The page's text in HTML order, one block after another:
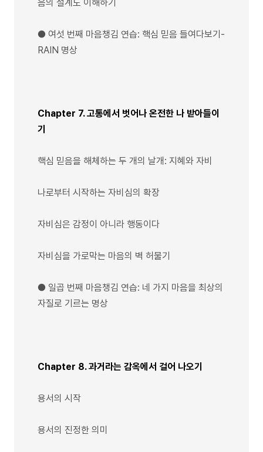
음의 설계도 이해하기
● 여섯 번째 마음챙김 연습: 핵심 믿음 들여다보기-
RAIN 명상
Chapter 7. 고통에서 벗어나 온전한 나 받아들이
기
핵심 믿음을 해체하는 두 개의 날개: 지혜와 자비
나로부터 시작하는 자비심의 확장
자비심은 감정이 아니라 행동이다
자비심을 가로막는 마음의 벽 허물기
● 일곱 번째 마음챙김 연습: 네 가지 마음을 최상의
자질로 기르는 명상
Chapter 8. 과거라는 감옥에서 걸어 나오기
용서의 시작
용서의 진정한 의미